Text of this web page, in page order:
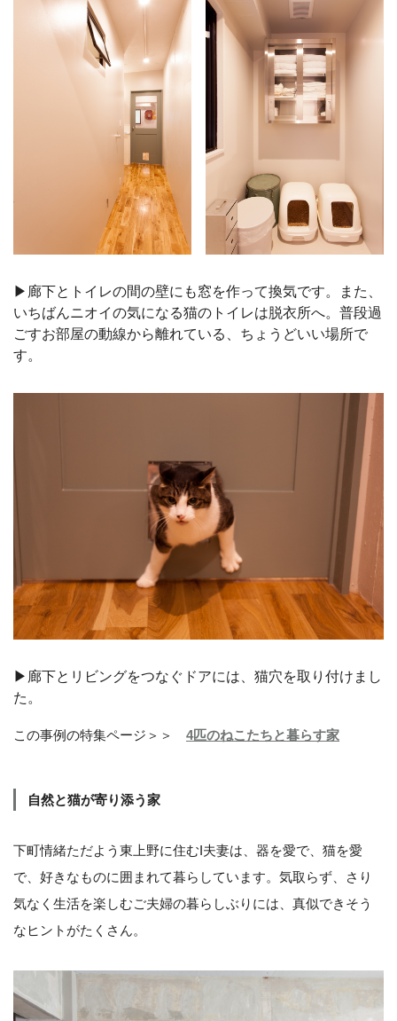
▶︎廊下とトイレの間の壁にも窓を作って換気です。また、
いちばんニオイの気になる猫のトイレは脱衣所へ。普段過
ごすお部屋の動線から離れている、ちょうどいい場所で
す。
▶︎廊下とリビングをつなぐドアには、猫穴を取り付けまし
た。
この事例の特集ページ＞＞ 4匹のねこたちと暮らす家
自然と猫が寄り添う家
下町情緒ただよう東上野に住むI夫妻は、器を愛で、猫を愛
で、好きなものに囲まれて暮らしています。気取らず、さり
気なく生活を楽しむご夫婦の暮らしぶりには、真似できそう
なヒントがたくさん。